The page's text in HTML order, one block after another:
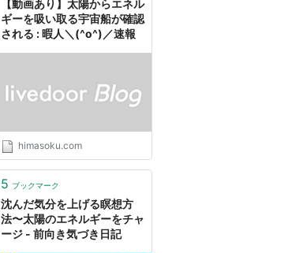
【動画あり】太陽からエネル
ギーを吸い取る宇宙船が確認
される : 暇人＼(^o^)／速報
himasoku.com
5 ブックマーク
沈んだ気分を上げる瞑想方
法〜太陽のエネルギーをチャ
ージ - 前向き気づき日記